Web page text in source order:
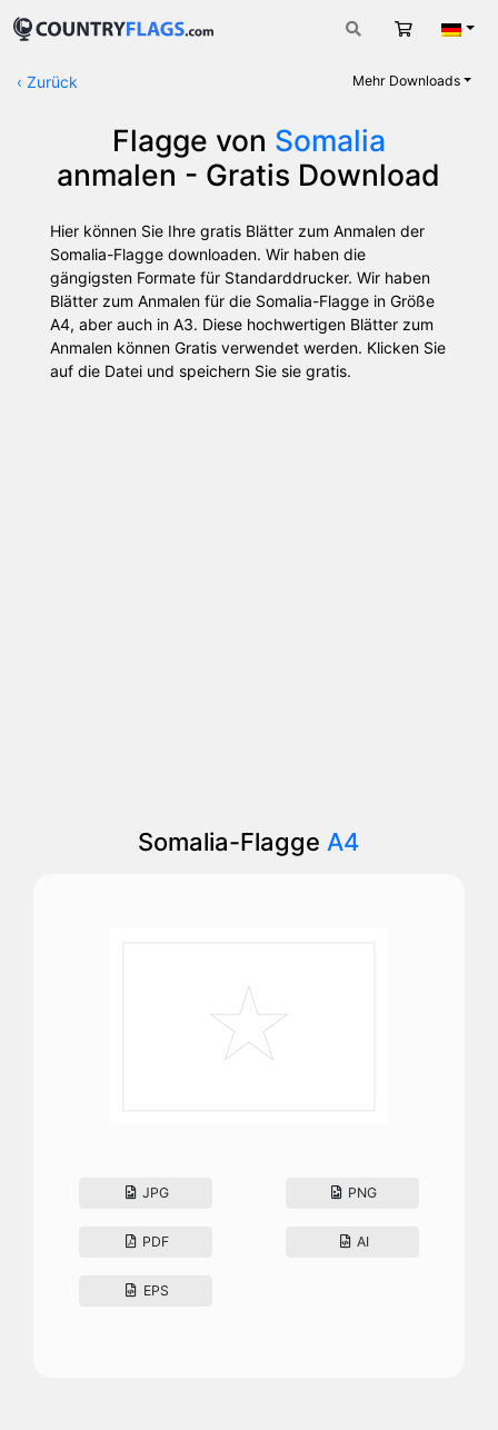
Warenkorb
‹ Zurück Mehr Downloads
Flagge von Somalia
anmalen - Gratis Download
Hier können Sie Ihre gratis Blätter zum Anmalen der
Somalia-Flagge downloaden. Wir haben die
gängigsten Formate für Standarddrucker. Wir haben
Blätter zum Anmalen für die Somalia-Flagge in Größe
A4, aber auch in A3. Diese hochwertigen Blätter zum
Anmalen können Gratis verwendet werden. Klicken Sie
auf die Datei und speichern Sie sie gratis.
Somalia-Flagge A4
JPG PNG
PDF AI
EPS